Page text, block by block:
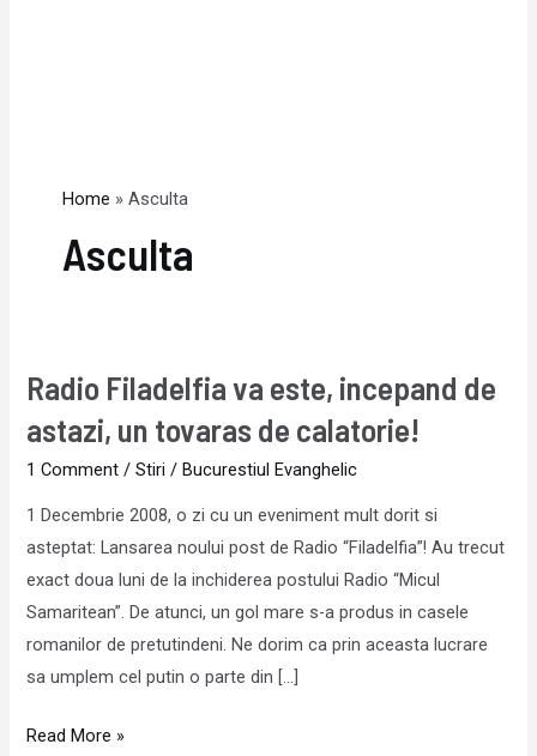
Home Asculta
Asculta
Radio Filadelfia va este, incepand de
astazi, un tovaras de calatorie!
1 Comment /Stiri /Bucurestiul Evanghelic
1 Decembrie 2008, o zi cu un eveniment mult dorit si
asteptat: Lansarea noului post de Radio “Filadelfia”! Au trecut
exact doua luni de la inchiderea postului Radio “Micul
Samaritean”. De atunci, un gol mare s-a produs in casele
romanilor de pretutindeni. Ne dorim ca prin aceasta lucrare
sa umplem cel putin o parte din […]
Radio
va
este,
incepand
de
astazi,
un
tovaras
de
Read More »